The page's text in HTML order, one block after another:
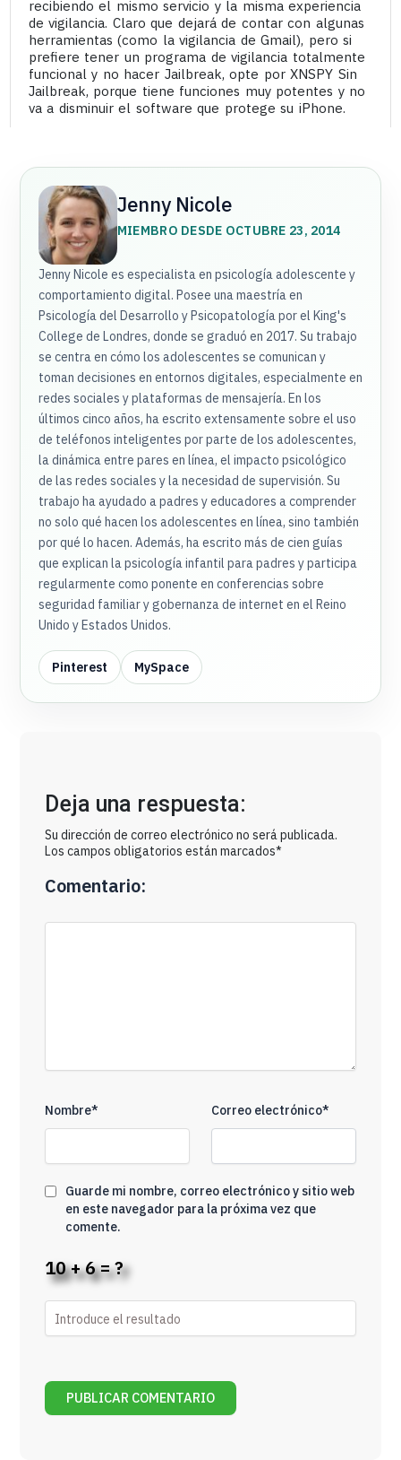
recibiendo el mismo servicio y la misma experiencia
de vigilancia. Claro que dejará de contar con algunas
herramientas (como la vigilancia de Gmail), pero si
prefiere tener un programa de vigilancia totalmente
funcional y no hacer Jailbreak, opte por XNSPY Sin
Jailbreak, porque tiene funciones muy potentes y no
va a disminuir el software que protege su iPhone.
Jenny Nicole
MIEMBRO DESDE OCTUBRE 23, 2014
Jenny Nicole es especialista en psicología adolescente y
comportamiento digital. Posee una maestría en
Psicología del Desarrollo y Psicopatología por el King's
College de Londres, donde se graduó en 2017. Su trabajo
se centra en cómo los adolescentes se comunican y
toman decisiones en entornos digitales, especialmente en
redes sociales y plataformas de mensajería. En los
últimos cinco años, ha escrito extensamente sobre el uso
de teléfonos inteligentes por parte de los adolescentes,
la dinámica entre pares en línea, el impacto psicológico
de las redes sociales y la necesidad de supervisión. Su
trabajo ha ayudado a padres y educadores a comprender
no solo qué hacen los adolescentes en línea, sino también
por qué lo hacen. Además, ha escrito más de cien guías
que explican la psicología infantil para padres y participa
regularmente como ponente en conferencias sobre
seguridad familiar y gobernanza de internet en el Reino
Unido y Estados Unidos.
Pinterest MySpace
Deja una respuesta:
Su dirección de correo electrónico no será publicada.
Los campos obligatorios están marcados*
Comentario:
Nombre* Correo electrónico*
Guarde mi nombre, correo electrónico y sitio web
en este navegador para la próxima vez que
comente.
10 + 6 = ?